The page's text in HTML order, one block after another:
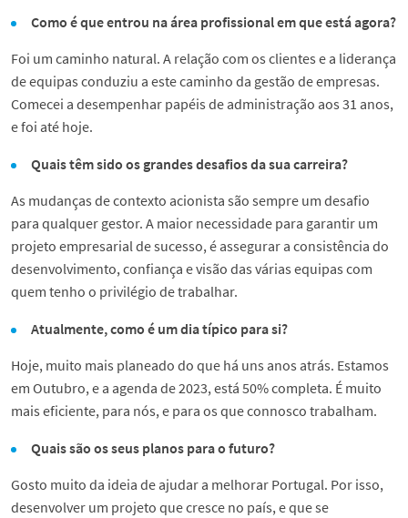
Como é que entrou na área profissional em que está agora?
Foi um caminho natural. A relação com os clientes e a liderança
de equipas conduziu a este caminho da gestão de empresas.
Comecei a desempenhar papéis de administração aos 31 anos,
e foi até hoje.
Quais têm sido os grandes desafios da sua carreira?
As mudanças de contexto acionista são sempre um desafio
para qualquer gestor. A maior necessidade para garantir um
projeto empresarial de sucesso, é assegurar a consistência do
desenvolvimento, confiança e visão das várias equipas com
quem tenho o privilégio de trabalhar.
Atualmente, como é um dia típico para si?
Hoje, muito mais planeado do que há uns anos atrás. Estamos
em Outubro, e a agenda de 2023, está 50% completa. É muito
mais eficiente, para nós, e para os que connosco trabalham.
Quais são os seus planos para o futuro?
Gosto muito da ideia de ajudar a melhorar Portugal. Por isso,
desenvolver um projeto que cresce no país, e que se